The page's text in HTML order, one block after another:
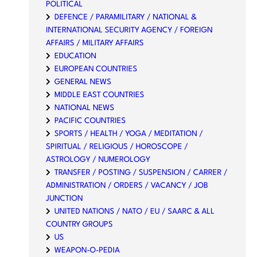
POLITICAL
DEFENCE / PARAMILITARY / NATIONAL &
INTERNATIONAL SECURITY AGENCY / FOREIGN
AFFAIRS / MILITARY AFFAIRS
EDUCATION
EUROPEAN COUNTRIES
GENERAL NEWS
MIDDLE EAST COUNTRIES
NATIONAL NEWS
PACIFIC COUNTRIES
SPORTS / HEALTH / YOGA / MEDITATION /
SPIRITUAL / RELIGIOUS / HOROSCOPE /
ASTROLOGY / NUMEROLOGY
TRANSFER / POSTING / SUSPENSION / CARRER /
ADMINISTRATION / ORDERS / VACANCY / JOB
JUNCTION
UNITED NATIONS / NATO / EU / SAARC & ALL
COUNTRY GROUPS
US
WEAPON-O-PEDIA